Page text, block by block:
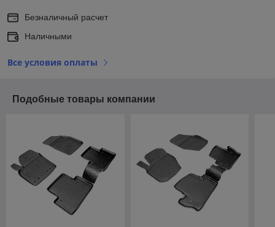
Безналичный расчет
Наличными
Все условия оплаты
Подобные товары компании